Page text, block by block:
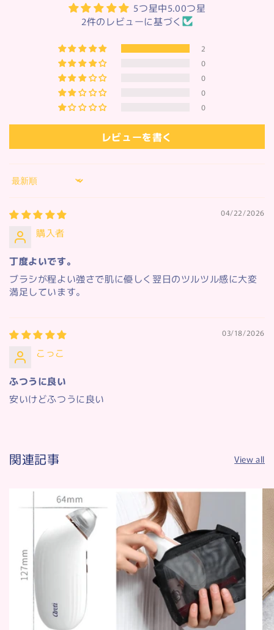
5つ星中5.00つ星
2件のレビューに基づく
2
0
0
0
0
レビューを書く
Sort by
04/22/2026
購入者
丁度よいです。
ブラシが程よい強さで肌に優しく翌日のツルツル感に大変
満足しています。
03/18/2026
こっこ
ふつうに良い
安いけどふつうに良い
関連記事 View all